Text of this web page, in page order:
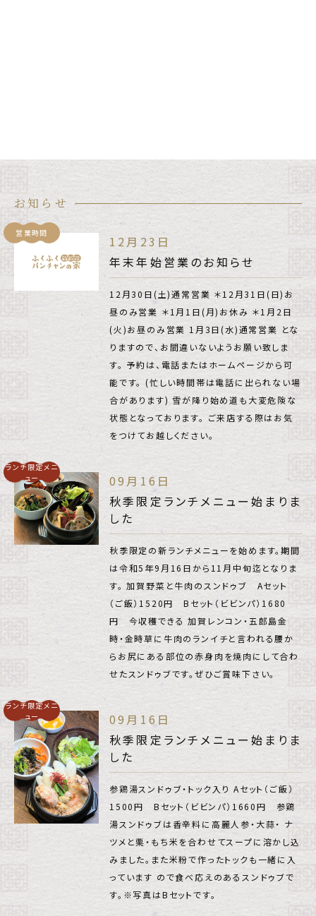
お知らせ
営業時間
12月23日
年末年始営業のお知らせ
12月30日(土)通常営業 ＊12月31日(日)お
昼のみ営業 ＊1月1日(月)お休み ＊1月2日
(火)お昼のみ営業 1月3日(水)通常営業 とな
りますので、お間違いないようお願い致しま
す。 予約は、電話またはホームページから可
能です。 (忙しい時間帯は電話に出られない場
合があります) 雪が降り始め道も大変危険な
状態となっております。 ご来店する際はお気
をつけてお越しください。
ランチ限定メニ
ュー
09月16日
秋季限定ランチメニュー始まりま
した
秋季限定の新ランチメニューを始めます。期間
は令和5年9月16日から11月中旬迄となりま
す。 加賀野菜と牛肉のスンドゥブ Aセット
（ご飯）1520円 Bセット（ビビンパ）1680
円 今収穫できる 加賀レンコン・五郎島金
時・金時草に牛肉のランイチと言われる腰か
らお尻にある部位の赤身肉を焼肉にして合わ
せたスンドゥブです。ぜひご賞味下さい。
ランチ限定メニ
ュー
09月16日
秋季限定ランチメニュー始まりま
した
参鶏湯スンドゥブ・トック入り Aセット（ご飯）
1500円 Bセット（ビビンパ）1660円 参鶏
湯スンドゥブは香辛料に高麗人参・大蒜・ ナ
ツメと栗・もち米を合わせてスープに溶かし込
みました。また米粉で作ったトックも一緒に入
っています ので食べ応えのあるスンドゥブで
す。※写真はBセットです。